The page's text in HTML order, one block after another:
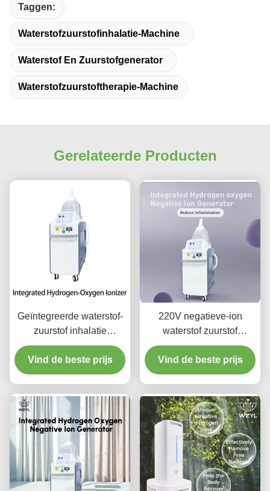
Taggen:
Waterstofzuurstofinhalatie-Machine
Waterstof En Zuurstofgenerator
Waterstofzuurstoftherapie-Machine
Gerelateerde Producten
Geïntegreerde waterstof-
zuurstof inhalatie
machine met 10,4 inch
display
Vind de beste prijs
220V negatieve-ion
waterstof zuurstof
inhalator Verbeterde
slaap vermoeidheid
verlichting
Vind de beste prijs